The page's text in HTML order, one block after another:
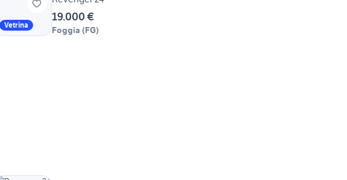
Vetrina
19.000 €
Foggia (FG)